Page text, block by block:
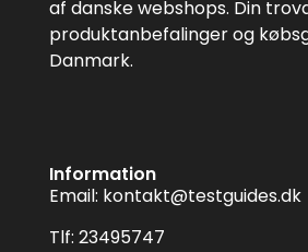
af danske webshops. Din
produktanbefalinger og
Danmark.
Information
Email: kontakt@testguides.dk
Tlf: 23495747